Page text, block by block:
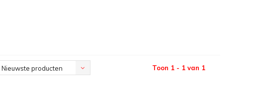
Nieuwste producten Toon 1 - 1 van 1